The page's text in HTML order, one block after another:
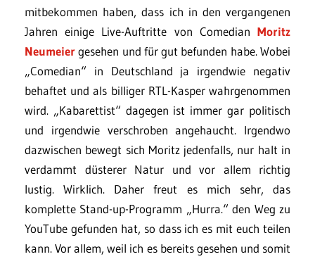
mitbekommen haben, dass ich in den vergangenen
Jahren einige Live-Auftritte von Comedian Moritz
Neumeiergesehen und für gut befunden habe. Wobei
„Comedian“ in Deutschland ja irgendwie negativ
behaftet und als billiger RTL-Kasper wahrgenommen
wird. „Kabarettist“ dagegen ist immer gar politisch
und irgendwie verschroben angehaucht. Irgendwo
dazwischen bewegt sich Moritz jedenfalls, nur halt in
verdammt düsterer Natur und vor allem richtig
lustig. Wirklich. Daher freut es mich sehr, das
komplette Stand-up-Programm „Hurra.“ den Weg zu
YouTube gefunden hat, so dass ich es mit euch teilen
kann. Vor allem, weil ich es bereits gesehen und somit